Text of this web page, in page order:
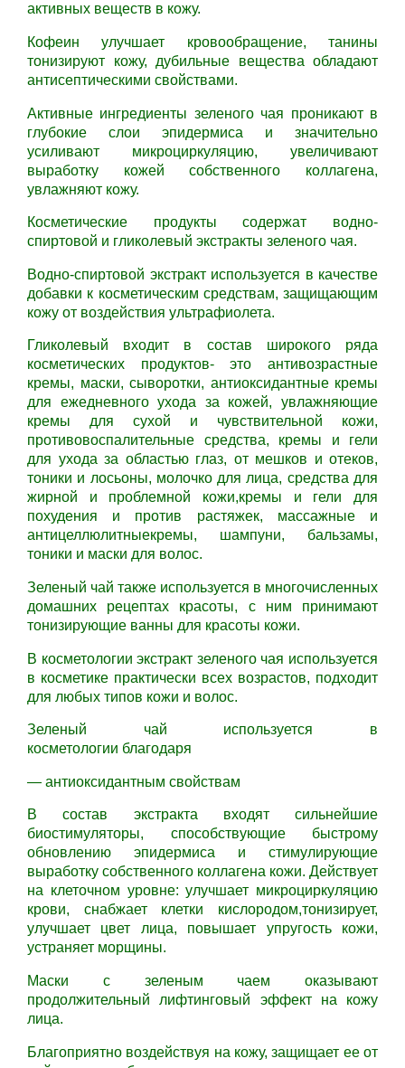
активных веществ в кожу.
Кофеин улучшает кровообращение, танины
тонизируют кожу, дубильные вещества обладают
антисептическими свойствами.
Активные ингредиенты зеленого чая проникают в
глубокие слои эпидермиса и значительно
усиливают микроциркуляцию, увеличивают
выработку кожей собственного коллагена,
увлажняют кожу.
Косметические продукты содержат водно-
спиртовой и гликолевый экстракты зеленого чая.
Водно-спиртовой экстракт используется в качестве
добавки к косметическим средствам, защищающим
кожу от воздействия ультрафиолета.
Гликолевый входит в состав широкого ряда
косметических продуктов- это антивозрастные
кремы, маски, сыворотки, антиоксидантные кремы
для ежедневного ухода за кожей, увлажняющие
кремы для сухой и чувствительной кожи,
противовоспалительные средства, кремы и гели
для ухода за областью глаз, от мешков и отеков,
тоники и лосьоны, молочко для лица, средства для
жирной и проблемной кожи,кремы и гели для
похудения и против растяжек, массажные и
антицеллюлитныекремы, шампуни, бальзамы,
тоники и маски для волос.
Зеленый чай также используется в многочисленных
домашних рецептах красоты, с ним принимают
тонизирующие ванны для красоты кожи.
В косметологии экстракт зеленого чая используется
в косметике практически всех возрастов, подходит
для любых типов кожи и волос.
Зеленый чай используется в
косметологии благодаря
— антиоксидантным свойствам
В состав экстракта входят сильнейшие
биостимуляторы, способствующие быстрому
обновлению эпидермиса и стимулирующие
выработку собственного коллагена кожи. Действует
на клеточном уровне: улучшает микроциркуляцию
крови, снабжает клетки кислородом,тонизирует,
улучшает цвет лица, повышает упругость кожи,
устраняет морщины.
Маски с зеленым чаем оказывают
продолжительный лифтинговый эффект на кожу
лица.
Благоприятно воздействуя на кожу, защищает ее от